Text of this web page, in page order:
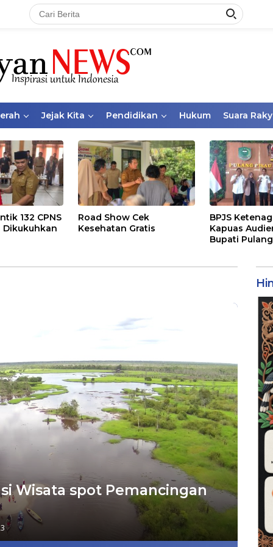
Jejak Kita Pendidikan Hukum Suara
132 CPNS
Dikukuhkan
Road Show Cek
Kesehatan Gratis
BPJS
Kapuas
Bupati
Wisata spot Pemancingan